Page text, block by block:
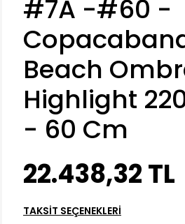
#7A -#60 -
Beach
Highlight
- 60 Cm
22.438,32 TL
TAKSİT SEÇENEKLERİ